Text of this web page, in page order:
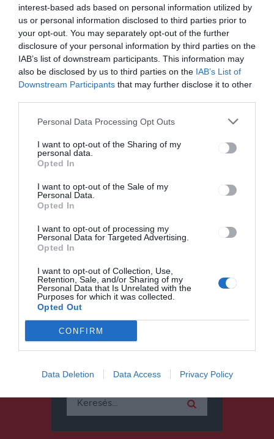
interest-based ads based on personal information utilized by
us or personal information disclosed to third parties prior to
your opt-out. You may separately opt-out of the further
disclosure of your personal information by third parties on the
IAB’s list of downstream participants. This information may
also be disclosed by us to third parties on the IAB’s List of
Downstream Participants that may further disclose it to other
Personal Data Processing Opt Outs
I want to opt-out of the Sharing of my
personal data.
Opted In
I want to opt-out of the Sale of my
Personal Data.
Opted In
I want to opt-out of processing my
Personal Data for Targeted Advertising.
Opted In
I want to opt-out of Collection, Use,
Retention, Sale, and/or Sharing of my
Personal Data that Is Unrelated with the
Purposes for which it was collected.
Opted Out
CONFIRM
Data Deletion Data Access Privacy Policy
Ez is érdekelheti
HÍRLISTA
Ingyenesen buszozhatnak
nagyvárosokban az elemi
B9-csúcstalálkozó: erősebb
NATO-jelenlétre van szükség
Keresés: